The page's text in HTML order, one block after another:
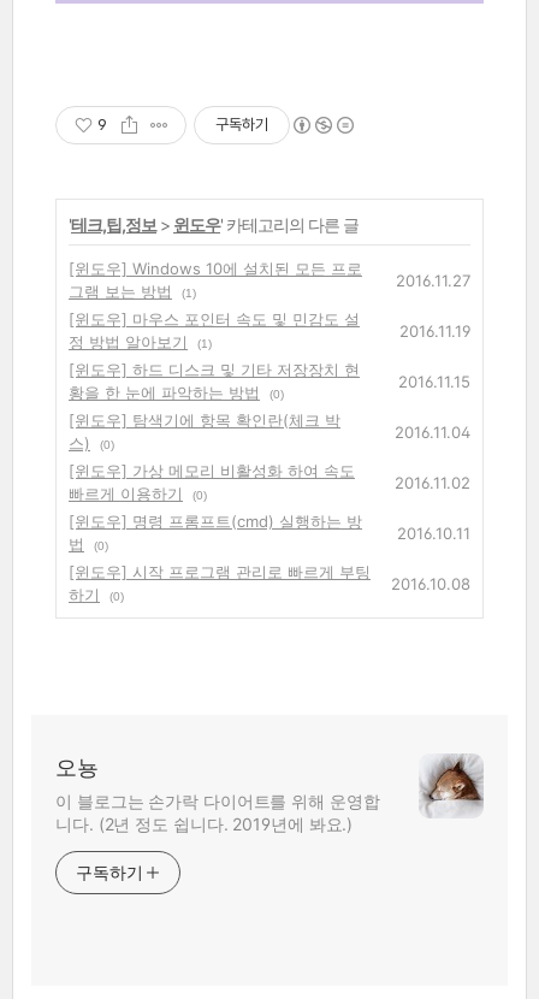
9 구독하기
'테크,팁,정보> 윈도우' 카테고리의 다른 글
[윈도우] Windows 10에 설치된 모든 프로
그램 보는 방법
(1)
2016.11.27
[윈도우] 마우스 포인터 속도 및 민감도 설
정 방법 알아보기
(1)
2016.11.19
[윈도우] 하드 디스크 및 기타 저장장치 현
황을 한 눈에 파악하는 방법
(0)
2016.11.15
[윈도우] 탐색기에 항목 확인란(체크 박
스)
(0)
2016.11.04
[윈도우] 가상 메모리 비활성화 하여 속도
빠르게 이용하기
(0)
2016.11.02
[윈도우] 명령 프롬프트(cmd) 실행하는 방
법
(0)
2016.10.11
[윈도우] 시작 프로그램 관리로 빠르게 부팅
하기
(0)
2016.10.08
오뇽
이 블로그는 손가락 다이어트를 위해 운영합
니다. (2년 정도 쉽니다. 2019년에 봐요.)
구독하기